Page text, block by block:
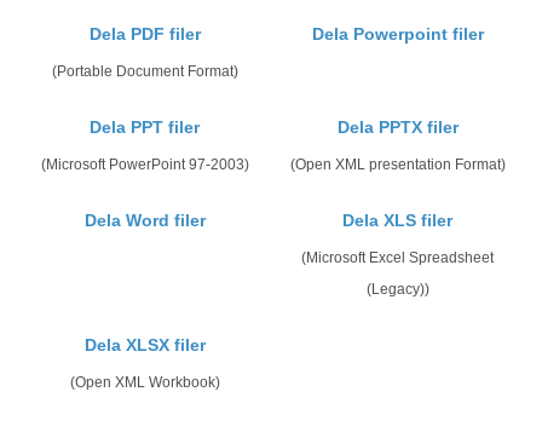
Dela PDF filer
(Portable Document Format)
Dela Powerpoint filer
Dela PPT filer
(Microsoft PowerPoint 97-2003)
Dela PPTX filer
(Open XML presentation Format)
Dela Word filer Dela XLS filer
(Microsoft Excel Spreadsheet
(Legacy))
Dela XLSX filer
(Open XML Workbook)